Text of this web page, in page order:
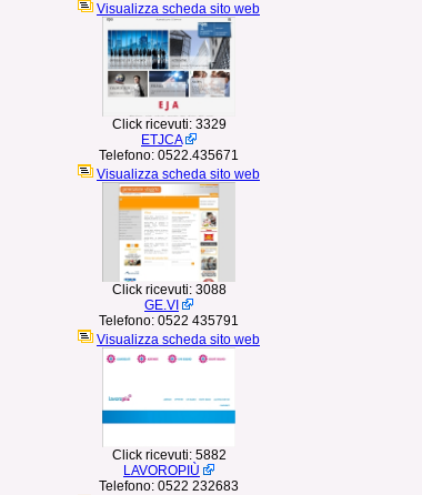
Visualizza scheda sito web
Click ricevuti: 3329
ETJCA
Telefono: 0522.435671
Visualizza scheda sito web
Click ricevuti: 3088
GE.VI
Telefono: 0522 435791
Visualizza scheda sito web
Click ricevuti: 5882
LAVOROPIÙ
Telefono: 0522 232683